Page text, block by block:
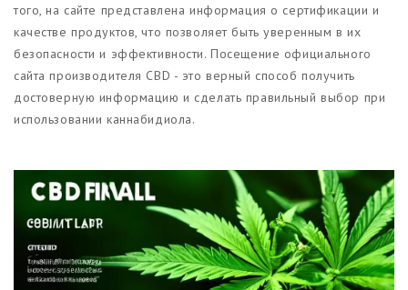
того, на сайте представлена информация о сертификации и
качестве продуктов, что позволяет быть уверенным в их
безопасности и эффективности. Посещение официального
сайта производителя CBD - это верный способ получить
достоверную информацию и сделать правильный выбор при
использовании каннабидиола.